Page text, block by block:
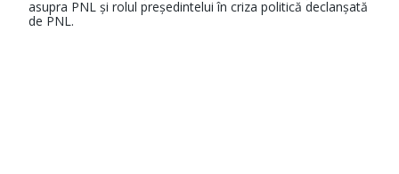
asupra PNL și rolul președintelui în criza politică declanșată
de PNL.